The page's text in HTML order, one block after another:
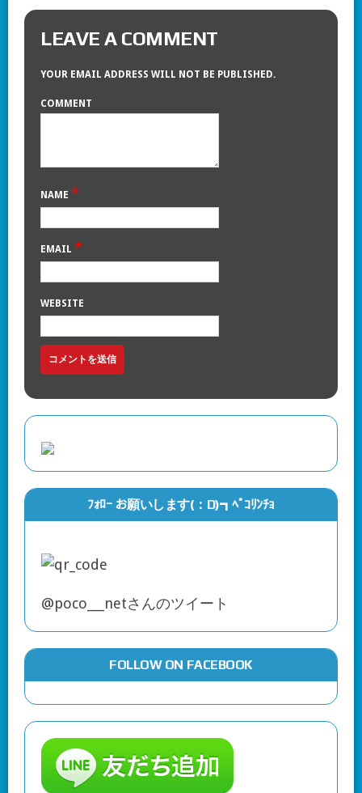
LEAVE A COMMENT
YOUR EMAIL ADDRESS WILL NOT BE PUBLISHED.
COMMENT
NAME *
EMAIL *
WEBSITE
ﾌｫﾛｰ お願いします(：D)┓ﾍﾟｺﾘﾝﾁｮ
@poco___netさんのツイート
FOLLOW ON FACEBOOK